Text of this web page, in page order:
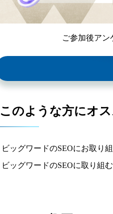
ご参加後ア
このような方にオス
ビッグワードのSEOにお取り
ビッグワードのSEOに取り組